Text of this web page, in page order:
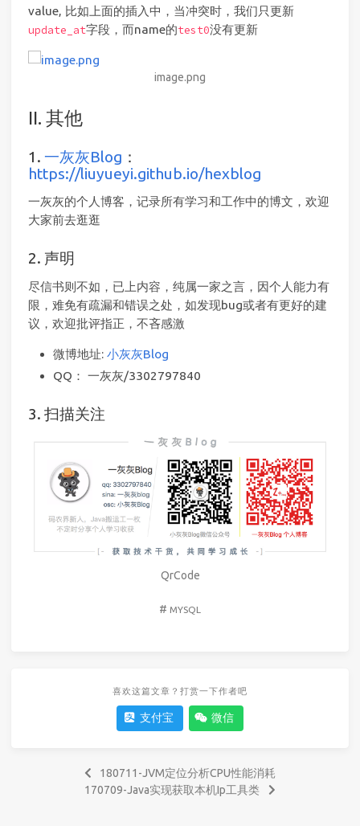
value, 比如上面的插入中，当冲突时，我们只更新
update_at字段，而name的test0没有更新
image.png
II. 其他
1. 一灰灰Blog ：
https://liuyueyi.github.io/hexblog
一灰灰的个人博客，记录所有学习和工作中的博文，欢迎
大家前去逛逛
2. 声明
尽信书则不如，已上内容，纯属一家之言，因个人能力有
限，难免有疏漏和错误之处，如发现bug或者有更好的建
议，欢迎批评指正，不吝感激
微博地址: 小灰灰Blog
QQ： 一灰灰/3302797840
3. 扫描关注
QrCode
# MYSQL
喜欢这篇文章？打赏一下作者吧
支付宝 微信
180711-JVM定位分析CPU性能消耗
170709-Java实现获取本机Ip工具类